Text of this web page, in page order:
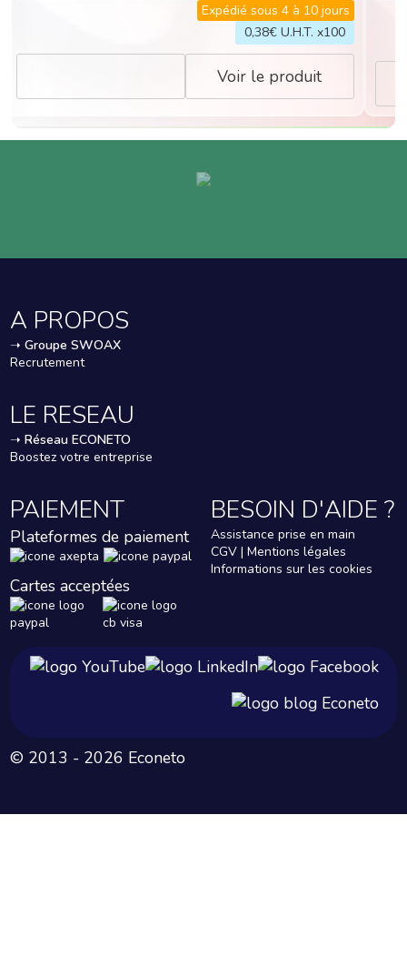
Expédié sous 4 à 10 jours
0,38€ U.H.T. x100
Voir le produit
A PROPOS
➝ Groupe SWOAX
Recrutement
LE RESEAU
➝ Réseau ECONETO
Boostez votre entreprise
PAIEMENT
Plateformes de paiement
Cartes acceptées
BESOIN D'AIDE ?
Assistance prise en main
CGV | Mentions légales
Informations sur les cookies
© 2013 - 2026 Econeto